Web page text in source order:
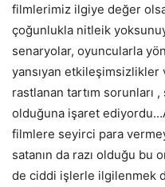
filmlerimiz ilgiye değer
çoğunlukla nitleik
senaryolar, oyuncularla
yansıyan
rastlanan tartım sorunları
olduğuna işaret
filmlere seyirci para
satanın da razı olduğu
de ciddi işlerle ilgilenmek